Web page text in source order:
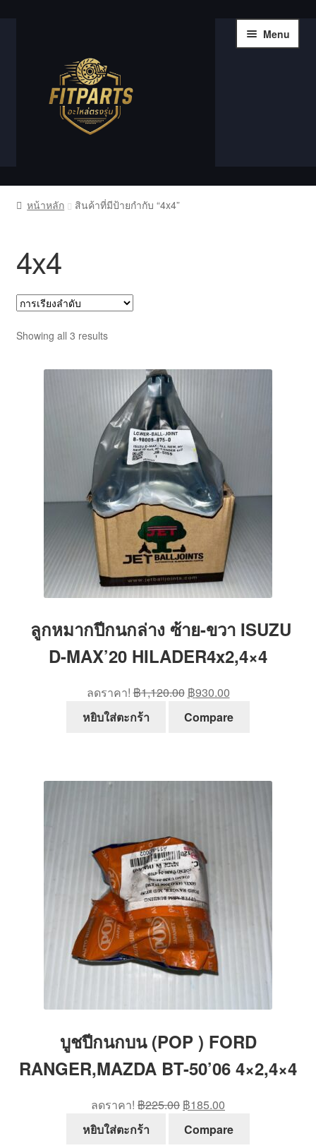
navigation
Menu
หน้าแรก
Shop
Wishlist
ตะกร้าสินค้า
บทความ
สั่งซื้อและชำระเงิน
หน้าหลัก สินค้าที่มีป้ายกำกับ “4x4”
4x4
Showing all 3 results
ลูกหมากปีกนกล่าง ซ้าย-ขวา ISUZU
D-MAX’20 HILADER4x2,4×4
ลดราคา!฿1,120.00 Original
price
was:
฿930.00Current
is:
หยิบใส่ตะกร้า Compare
บูชปีกนกบน (POP ) FORD
RANGER,MAZDA BT-50’06 4×2,4×4
ลดราคา! ฿225.00 Original
price
was:
฿185.00
is:
หยิบใส่ตะกร้า Compare